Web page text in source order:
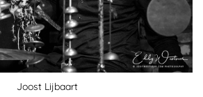
Joost Lijbaart